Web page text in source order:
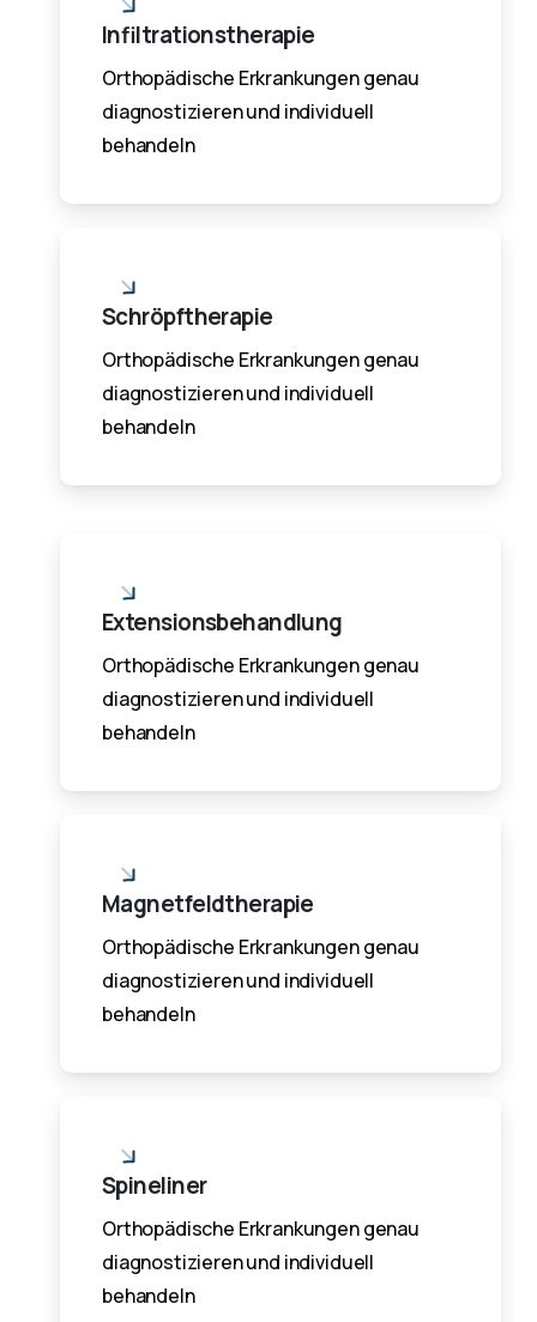
Infiltrationstherapie
Orthopädische Erkrankungen genau
diagnostizieren und individuell
behandeln
Schröpftherapie
Orthopädische Erkrankungen genau
diagnostizieren und individuell
behandeln
Extensionsbehandlung
Orthopädische Erkrankungen genau
diagnostizieren und individuell
behandeln
Magnetfeldtherapie
Orthopädische Erkrankungen genau
diagnostizieren und individuell
behandeln
Spineliner
Orthopädische Erkrankungen genau
diagnostizieren und individuell
behandeln